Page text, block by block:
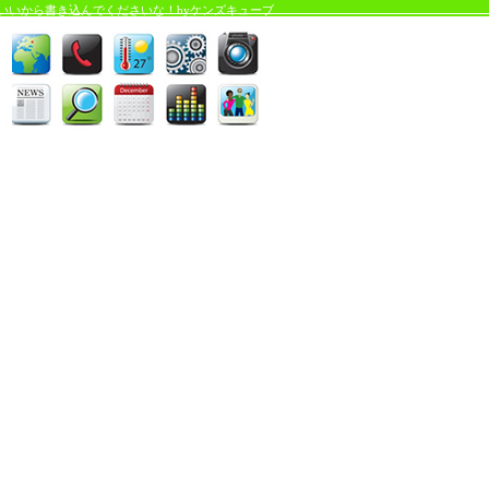
いから書き込んでくださいな！byケンズキューブ